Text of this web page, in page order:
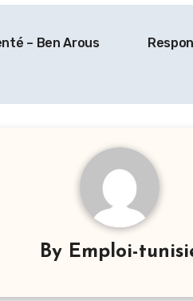
– Ben Arous
By Emploi-